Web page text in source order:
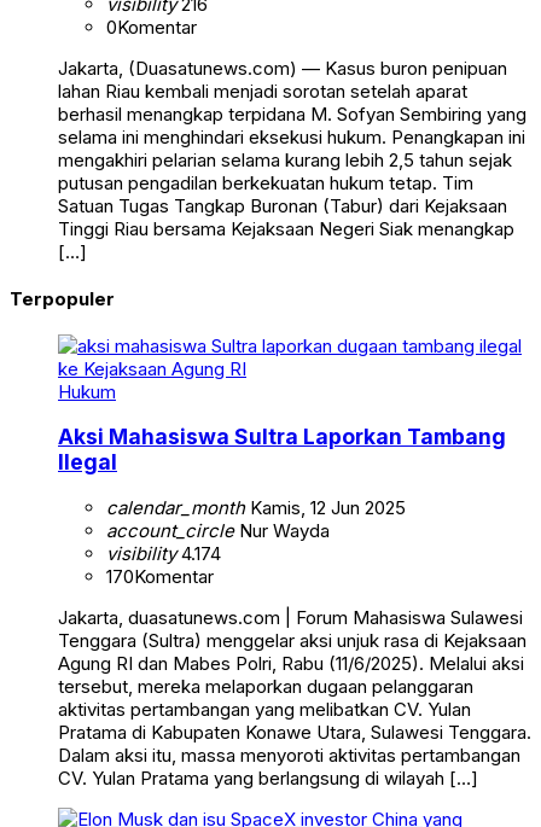
0Komentar
Jakarta, (Duasatunews.com) — Kasus buron penipuan
lahan Riau kembali menjadi sorotan setelah aparat
berhasil menangkap terpidana M. Sofyan Sembiring yang
selama ini menghindari eksekusi hukum. Penangkapan ini
mengakhiri pelarian selama kurang lebih 2,5 tahun sejak
putusan pengadilan berkekuatan hukum tetap. Tim
Satuan Tugas Tangkap Buronan (Tabur) dari Kejaksaan
Tinggi Riau bersama Kejaksaan Negeri Siak menangkap
[…]
Terpopuler
Hukum
Aksi Mahasiswa Sultra Laporkan Tambang
Ilegal
calendar_monthKamis, 12 Jun 2025
account_circleNur Wayda
visibility4.174
170Komentar
Jakarta, duasatunews.com | Forum Mahasiswa Sulawesi
Tenggara (Sultra) menggelar aksi unjuk rasa di Kejaksaan
Agung RI dan Mabes Polri, Rabu (11/6/2025). Melalui aksi
tersebut, mereka melaporkan dugaan pelanggaran
aktivitas pertambangan yang melibatkan CV. Yulan
Pratama di Kabupaten Konawe Utara, Sulawesi Tenggara.
Dalam aksi itu, massa menyoroti aktivitas pertambangan
CV. Yulan Pratama yang berlangsung di wilayah […]